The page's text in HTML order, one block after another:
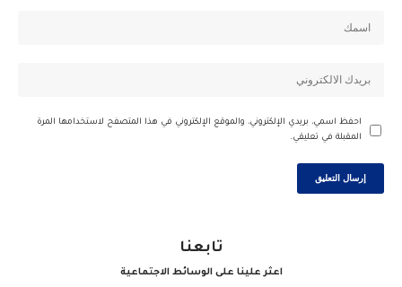
احفظ اسمي، بريدي الإلكتروني، والموقع الإلكتروني في هذا المتصفح لاستخدامها المرة
المقبلة في تعليقي.
تابعنا
اعثر علينا على الوسائط الاجتماعية